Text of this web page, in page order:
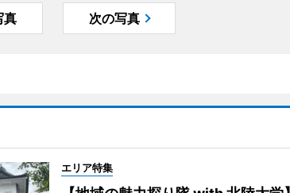
真 次の写真
エリア特集